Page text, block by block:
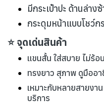
มีกระเป๋าปะ ด้านล่าง
กระดุมหน้าแบบโชว์ก
⭐ จุดเด่นสินค้า
แขนสั้น ใส่สบาย ไม่ร้อน
ทรงยาว สุภาพ ดูมืออ
เหมาะกับหลายสายง
บริการ